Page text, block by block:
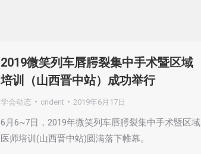
2019微笑列车唇腭裂集中手术暨区域
培训（山西晋中站）成功举行
学会动态 cndent 2019年6月17日
6月6~7日，2019年微笑列车唇腭裂集中手术暨区域
医师培训(山西晋中站)圆满落下帷幕。